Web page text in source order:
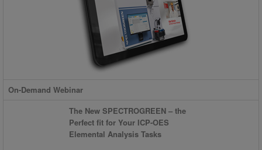
On-Demand Webinar
The New SPECTROGREEN – the
Perfect fit for Your ICP-OES
Elemental Analysis Tasks